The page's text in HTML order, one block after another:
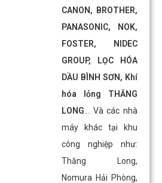
CANON, BROTHER,
PANASONIC, NOK,
FOSTER, NIDEC
GROUP, LỌC HÓA
DẦU BÌNH SƠN, Khí
hóa lỏng THĂNG
LONG … Và các nhà
máy khác tại khu
công nghiệp như:
Thăng Long,
Nomura Hải Phòng,